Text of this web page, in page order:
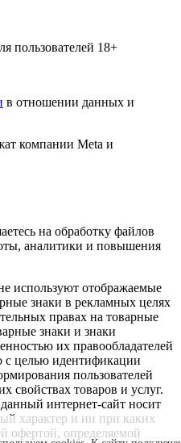
пользователей 18+
в отношении данных и
компании Metа и
на обработку файлов
аналитики и повышения
используют отображаемые
знаки в рекламных целях
правах на товарные
знаки и знаки
их правообладателей
с целью идентификации
пользователей
свойствах товаров и услуг.
интернет-сайт носит
характер и ни при каких
офертой, определяемой